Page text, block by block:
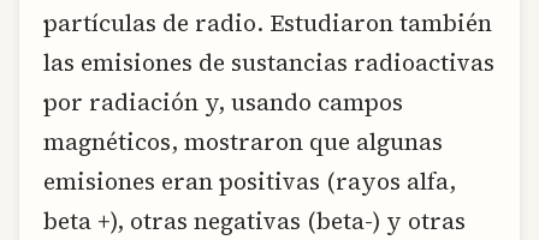
partículas de radio. Estudiaron también
las emisiones de sustancias radioactivas
por radiación y, usando campos
magnéticos, mostraron que algunas
emisiones eran positivas (rayos alfa,
beta +), otras negativas (beta-) y otras